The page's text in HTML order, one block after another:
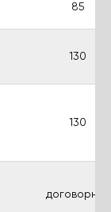
85
130
130
договорная